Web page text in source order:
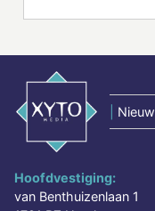
Hoofdvestiging:
van Benthuizenlaan 1